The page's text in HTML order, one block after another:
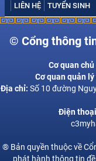
LIÊN HỆ TUYỂN SINH
© Cổng thông
Cơ quan chủ
Cơ quan quản
Địa chỉ: Số 10 đường
Điện
® Bản quyền thuộc về
phát hành thông tin